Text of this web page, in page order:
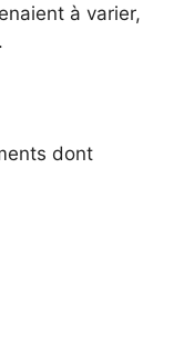
à varier,
dont